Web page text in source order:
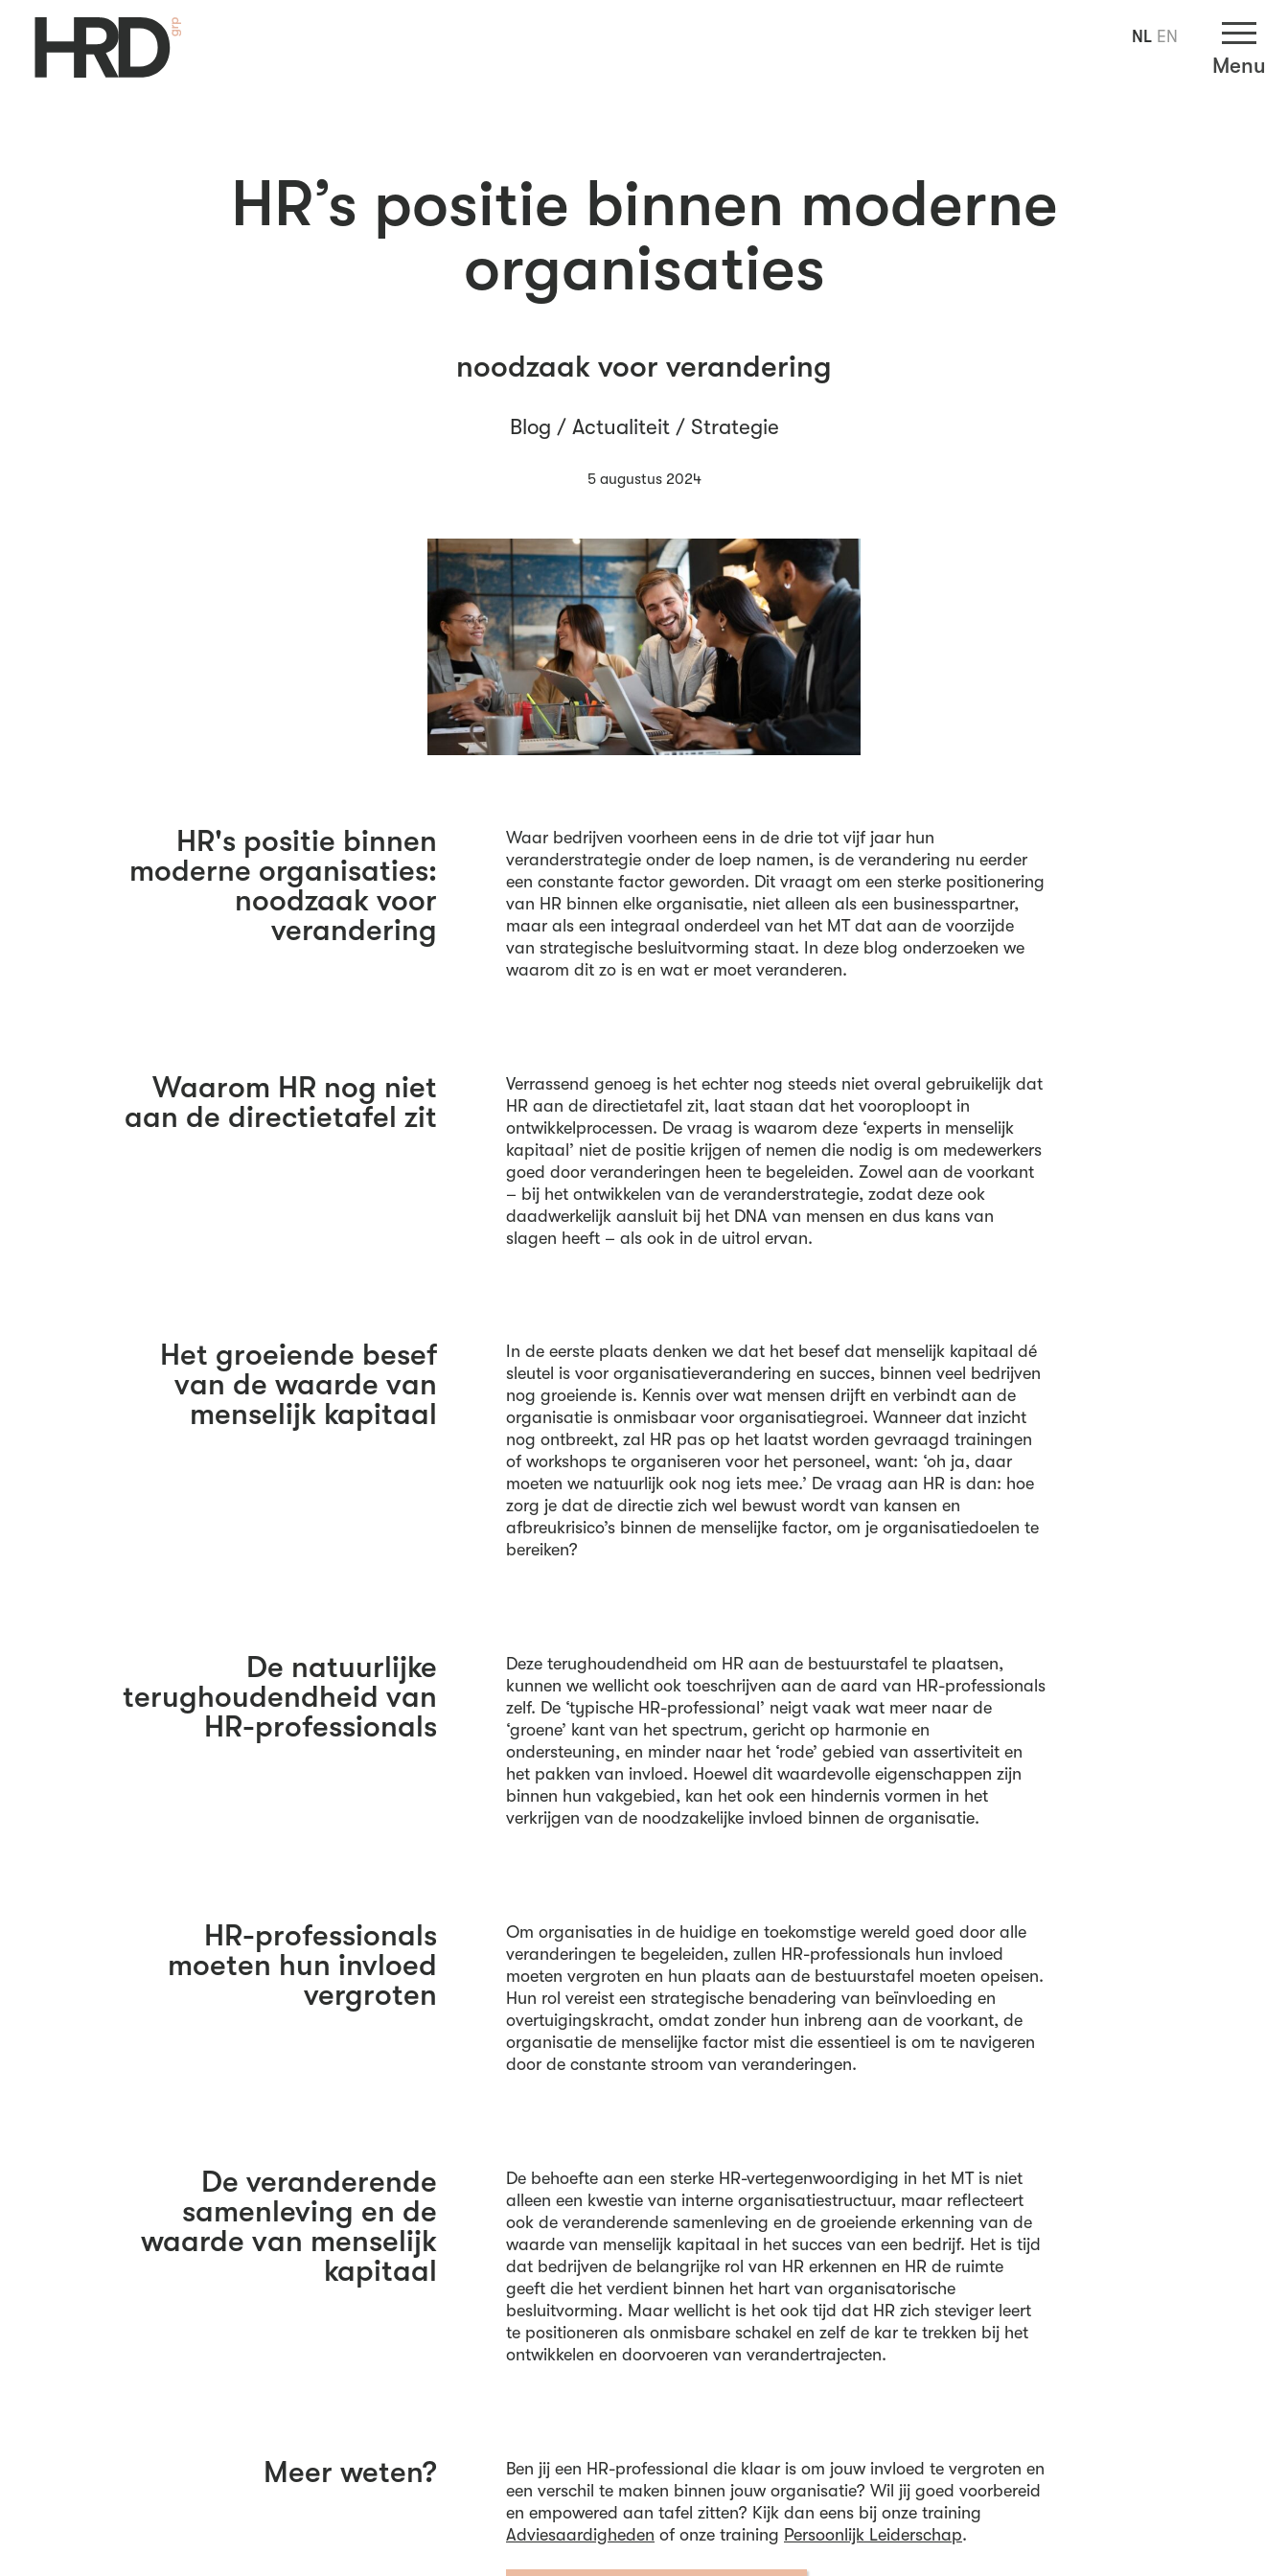
Menu
HR’s positie binnen moderne
organisaties
noodzaak voor verandering
Blog / Actualiteit/ Strategie
5 augustus 2024
HR's positie binnen
moderne organisaties:
noodzaak voor
verandering
Waar bedrijven voorheen eens in de drie tot vijf jaar hun
veranderstrategie onder de loep namen, is de verandering nu eerder
een constante factor geworden. Dit vraagt om een sterke positionering
van HR binnen elke organisatie, niet alleen als een businesspartner,
maar als een integraal onderdeel van het MT dat aan de voorzijde
van strategische besluitvorming staat. In deze blog onderzoeken we
waarom dit zo is en wat er moet veranderen.
Waarom HR nog niet
aan de directietafel zit
Verrassend genoeg is het echter nog steeds niet overal gebruikelijk dat
HR aan de directietafel zit, laat staan dat het vooroploopt in
ontwikkelprocessen. De vraag is waarom deze ‘experts in menselijk
kapitaal’ niet de positie krijgen of nemen die nodig is om medewerkers
goed door veranderingen heen te begeleiden. Zowel aan de voorkant
– bij het ontwikkelen van de veranderstrategie, zodat deze ook
daadwerkelijk aansluit bij het DNA van mensen en dus kans van
slagen heeft – als ook in de uitrol ervan.
Het groeiende besef
van de waarde van
menselijk kapitaal
In de eerste plaats denken we dat het besef dat menselijk kapitaal dé
sleutel is voor organisatieverandering en succes, binnen veel bedrijven
nog groeiende is. Kennis over wat mensen drijft en verbindt aan de
organisatie is onmisbaar voor organisatiegroei. Wanneer dat inzicht
nog ontbreekt, zal HR pas op het laatst worden gevraagd trainingen
of workshops te organiseren voor het personeel, want: ‘oh ja, daar
moeten we natuurlijk ook nog iets mee.’ De vraag aan HR is dan: hoe
zorg je dat de directie zich wel bewust wordt van kansen en
afbreukrisico’s binnen de menselijke factor, om je organisatiedoelen te
bereiken?
De natuurlijke
terughoudendheid van
HR-professionals
Deze terughoudendheid om HR aan de bestuurstafel te plaatsen,
kunnen we wellicht ook toeschrijven aan de aard van HR-professionals
zelf. De ‘typische HR-professional’ neigt vaak wat meer naar de
‘groene’ kant van het spectrum, gericht op harmonie en
ondersteuning, en minder naar het ‘rode’ gebied van assertiviteit en
het pakken van invloed. Hoewel dit waardevolle eigenschappen zijn
binnen hun vakgebied, kan het ook een hindernis vormen in het
verkrijgen van de noodzakelijke invloed binnen de organisatie.
HR-professionals
moeten hun invloed
vergroten
Om organisaties in de huidige en toekomstige wereld goed door alle
veranderingen te begeleiden, zullen HR-professionals hun invloed
moeten vergroten en hun plaats aan de bestuurstafel moeten opeisen.
Hun rol vereist een strategische benadering van beïnvloeding en
overtuigingskracht, omdat zonder hun inbreng aan de voorkant, de
organisatie de menselijke factor mist die essentieel is om te navigeren
door de constante stroom van veranderingen.
De veranderende
samenleving en de
waarde van menselijk
kapitaal
De behoefte aan een sterke HR-vertegenwoordiging in het MT is niet
alleen een kwestie van interne organisatiestructuur, maar reflecteert
ook de veranderende samenleving en de groeiende erkenning van de
waarde van menselijk kapitaal in het succes van een bedrijf. Het is tijd
dat bedrijven de belangrijke rol van HR erkennen en HR de ruimte
geeft die het verdient binnen het hart van organisatorische
besluitvorming. Maar wellicht is het ook tijd dat HR zich steviger leert
te positioneren als onmisbare schakel en zelf de kar te trekken bij het
ontwikkelen en doorvoeren van verandertrajecten.
Meer weten?
Ben jij een HR-professional die klaar is om jouw invloed te vergroten en
een verschil te maken binnen jouw organisatie? Wil jij goed voorbereid
en empowered aan tafel zitten? Kijk dan eens bij onze training
Adviesaardigheden of onze training Persoonlijk Leiderschap.
NL EN